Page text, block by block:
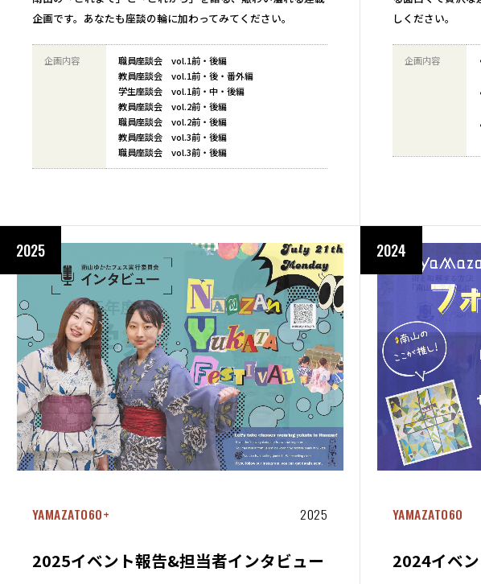
企画です。あなたも座談の輪に加わってみてください。
企画内容
職員座談会 vol.1前・後編
教員座談会 vol.1前・後・番外編
学生座談会 vol.1前・中・後編
教員座談会 vol.2前・後編
職員座談会 vol.2前・後編
教員座談会 vol.3前・後編
職員座談会 vol.3前・後編
しください。
企画内容
2025
YAMAZATO60+ 2025
2025イベント報告&担当者インタビュー
2024
YAMAZATO60
2024イベ